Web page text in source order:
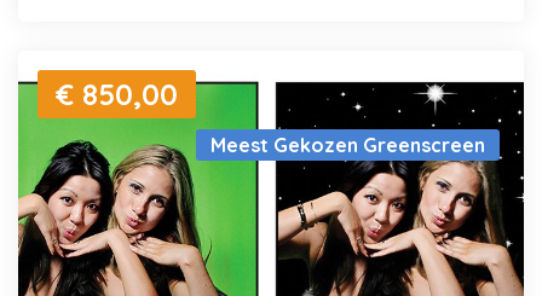
Meest Gekozen Greenscreen
€ 850,00